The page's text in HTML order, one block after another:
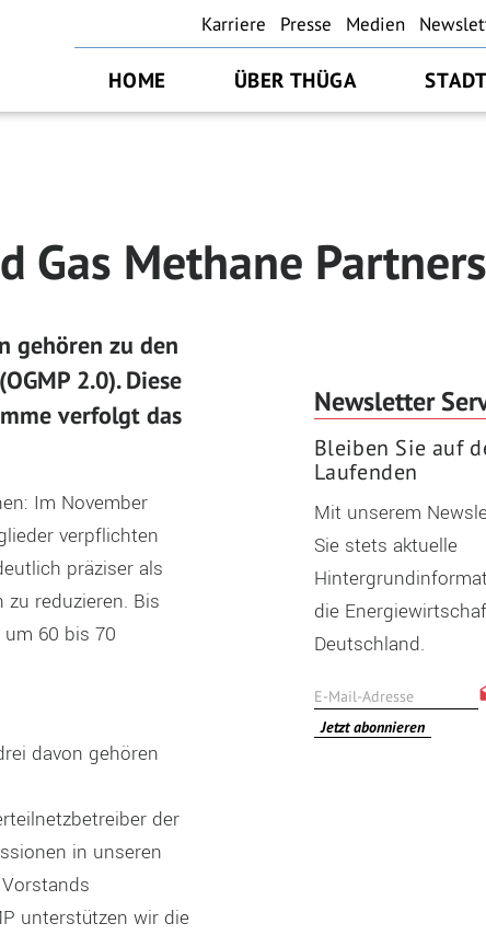
Karriere Presse Medien
HOME ÜBER THÜGA
Gas Methane
gehören zu den
2.0). Diese
verfolgt das
Im November
verpflichten
präziser als
zu reduzieren. Bis
um 60 bis 70
davon gehören
der
in unseren
unterstützen wir die
Newsletter
Bleiben Sie auf
Laufenden
Mit unserem
Sie stets aktuelle
die
Deutschland.
Jetzt abonnieren